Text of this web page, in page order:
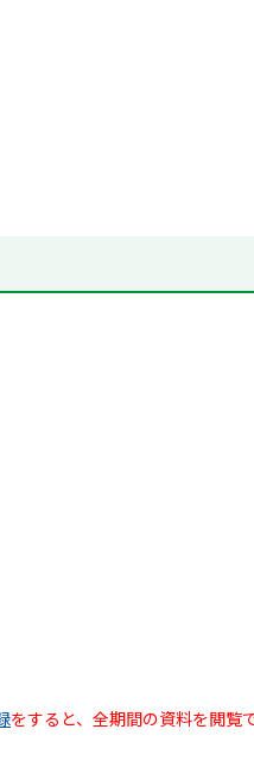
をすると、全期間の資料を閲覧